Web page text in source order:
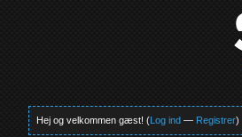
Hej og velkommen gæst! (Log ind — Registrer)